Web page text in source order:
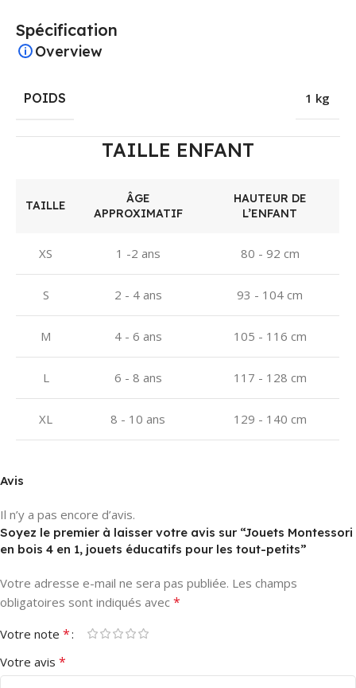
Spécification
Overview
POIDS 1 kg
TAILLE ENFANT
TAILLE
ÂGE
APPROXIMATIF
HAUTEUR DE
L’ENFANT
XS 1 -2 ans 80 - 92 cm
S 2 - 4 ans 93 - 104 cm
M 4 - 6 ans 105 - 116 cm
L 6 - 8 ans 117 - 128 cm
XL 8 - 10 ans 129 - 140 cm
Avis
Il n’y a pas encore d’avis.
Soyez le premier à laisser votre avis sur “Jouets Montessori
en bois 4 en 1, jouets éducatifs pour les tout-petits”
Votre adresse e-mail ne sera pas publiée. Les champs
obligatoires sont indiqués avec *
Votre note *
Votre avis *